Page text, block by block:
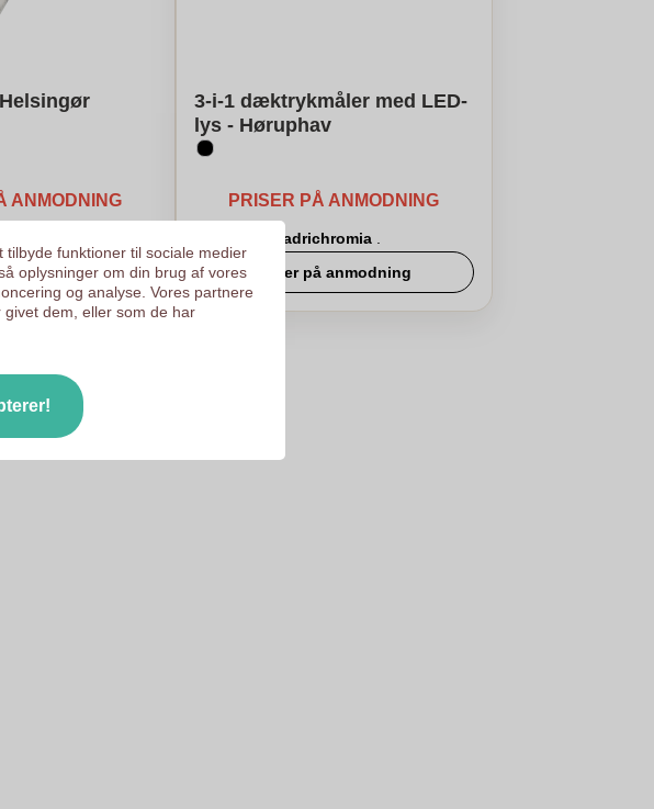
ANMODNING
anmodning
3-i-1 dæktrykmåler med LED-
lys - Høruphav
PRISER PÅ ANMODNING
quadrichromia .
Priser på anmodning
funktioner til sociale medier
oplysninger om din brug af vores
og analyse. Vores partnere
dem, eller som de har